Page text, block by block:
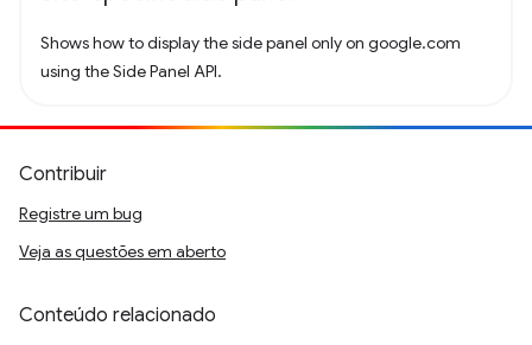
Shows how to display the side panel only on google.com
using the Side Panel API.
Contribuir
Registre um bug
Veja as questões em aberto
Conteúdo relacionado